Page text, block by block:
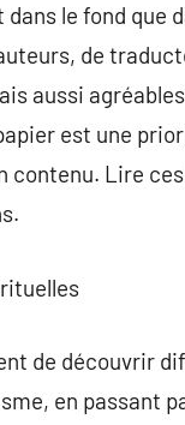
le fond que
de
aussi
est une
contenu. Lire
de découvrir
en passant